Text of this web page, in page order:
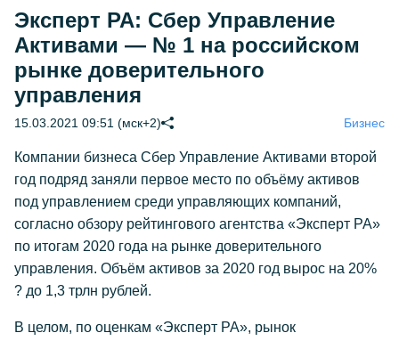
Эксперт РА: Сбер Управление
Активами — № 1 на российском
рынке доверительного
управления
15.03.2021 09:51 (мск+2) Бизнес
Компании бизнеса Сбер Управление Активами второй
год подряд заняли первое место по объёму активов
под управлением среди управляющих компаний,
согласно обзору рейтингового агентства «Эксперт РА»
по итогам 2020 года на рынке доверительного
управления. Объём активов за 2020 год вырос на 20%
? до 1,3 трлн рублей.
В целом, по оценкам «Эксперт РА», рынок